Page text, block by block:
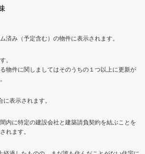
済み（予定含む）の物件に表示されます。
。
物件に関しましてはそのうちの１つ以上に更新が
表示されます。
内に特定の建設会社と建築請負契約を結ぶことを
れます。